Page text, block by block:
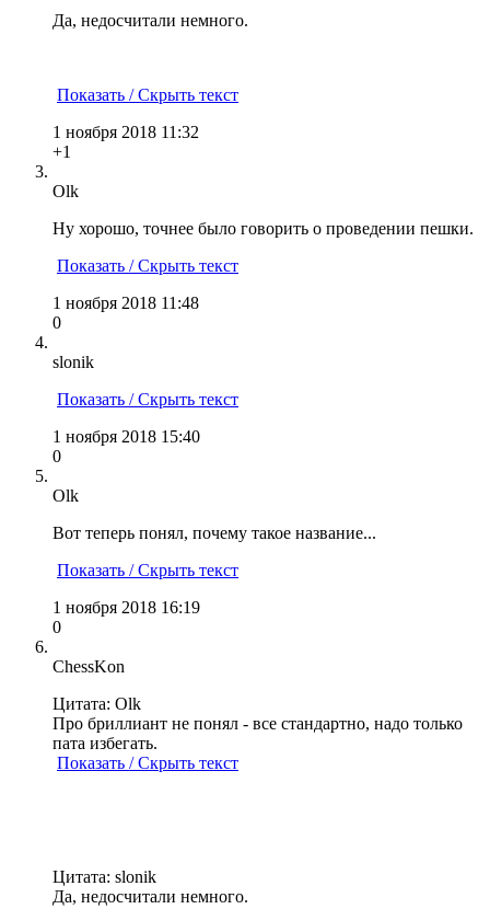
Да, недосчитали немного.
Показать / Скрыть текст
1 ноября 2018 11:32
+1
Olk
Ну хорошо, точнее было говорить о проведении пешки.
Показать / Скрыть текст
1 ноября 2018 11:48
0
slonik
Показать / Скрыть текст
1 ноября 2018 15:40
0
Olk
Вот теперь понял, почему такое название...
Показать / Скрыть текст
1 ноября 2018 16:19
0
ChessKon
Цитата: Olk
Про бриллиант не понял - все стандартно, надо только
пата избегать.
Показать / Скрыть текст
Цитата: slonik
Да, недосчитали немного.